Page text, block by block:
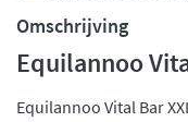
Omschrijving
Equilannoo
Equilannoo Vital Bar